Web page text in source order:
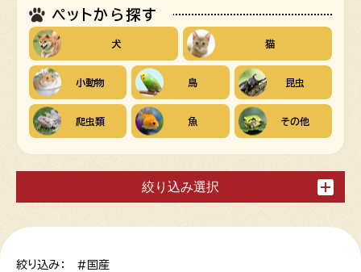
ペットから探す
犬 猫
小動物 鳥 昆虫
爬虫類 魚 その他
絞り込み選択
絞り込み： #国産